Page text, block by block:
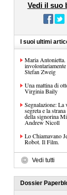
Vedi il suo
I suoi ultimi
Maria
Stefan Zweig
Una mattina di
Virginia Baily
Segnalazione: La
segreta e la
della signorina
Andrew Nicoll
Lo Chiamavano
Robot. Il Film.
Vedi tutti
Dossier